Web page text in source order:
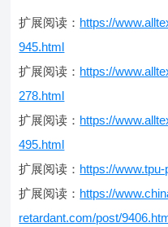
扩展阅读： https://
945.html
扩展阅读： https://
278.html
扩展阅读： https://
495.html
扩展阅读： https://
扩展阅读： https://
retardant.com/post/